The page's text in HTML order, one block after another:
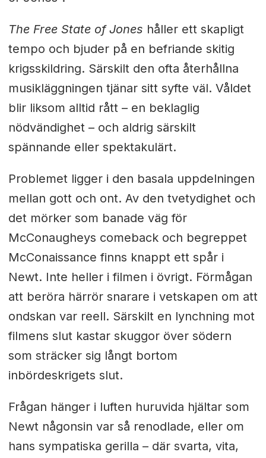
The Free State of Jones håller ett skapligt
tempo och bjuder på en befriande skitig
krigsskildring. Särskilt den ofta återhållna
musikläggningen tjänar sitt syfte väl. Våldet
blir liksom alltid rått – en beklaglig
nödvändighet – och aldrig särskilt
spännande eller spektakulärt.
Problemet ligger i den basala uppdelningen
mellan gott och ont. Av den tvetydighet och
det mörker som banade väg för
McConaugheys comeback och begreppet
McConaissance finns knappt ett spår i
Newt. Inte heller i filmen i övrigt. Förmågan
att beröra härrör snarare i vetskapen om att
ondskan var reell. Särskilt en lynchning mot
filmens slut kastar skuggor över södern
som sträcker sig långt bortom
inbördeskrigets slut.
Frågan hänger i luften huruvida hjältar som
Newt någonsin var så renodlade, eller om
hans sympatiska gerilla – där svarta, vita,